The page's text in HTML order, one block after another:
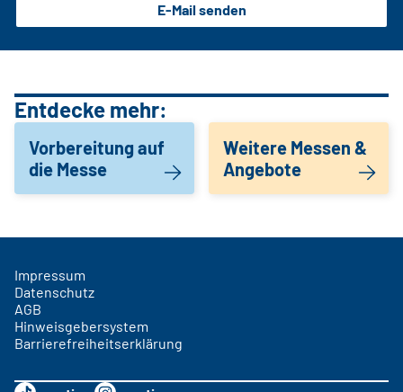
E-Mail senden
Entdecke mehr:
Vorbereitung auf
die Messe
Weitere Messen &
Angebote
Impressum
Datenschutz
AGB
Hinweisgebersystem
Barrierefreiheitserklärung